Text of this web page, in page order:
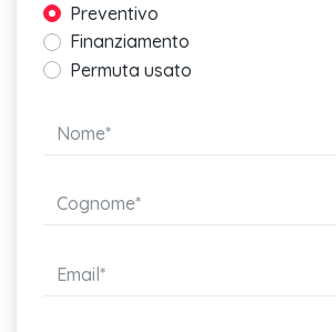
Illuminazione vano bagagli
Dashboard con inserti decorativi "pineapple"
Rivestimento sedili in tessuto "triangle"
Airbag laterali anteriori
Preventivo
Finanziamento
Permuta usato